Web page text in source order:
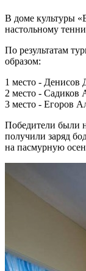
В доме культуры
настольному
По результатам
образом:
1 место - Денисов
2 место - Садиков
3 место - Егоров
Победители были
получили заряд
на пасмурную